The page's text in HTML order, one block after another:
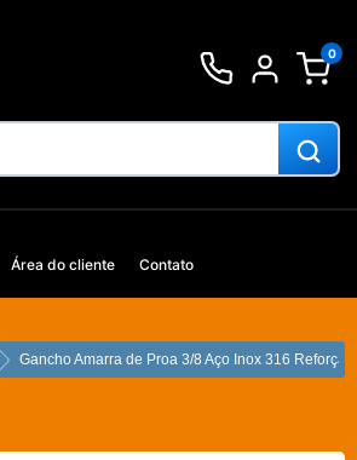
0
Área do cliente Contato
Gancho Amarra de Proa 3/8 Aço Inox 316